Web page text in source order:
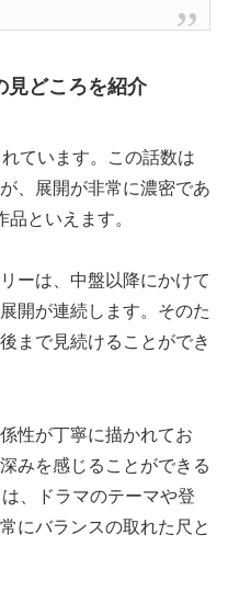
見どころを紹介
ています。この話数は
、展開が非常に濃密であ
といえます。
ーは、中盤以降にかけて
開が連続します。そのた
まで見続けることができ
性が丁寧に描かれてお
みを感じることができる
、ドラマのテーマや登
にバランスの取れた尺と